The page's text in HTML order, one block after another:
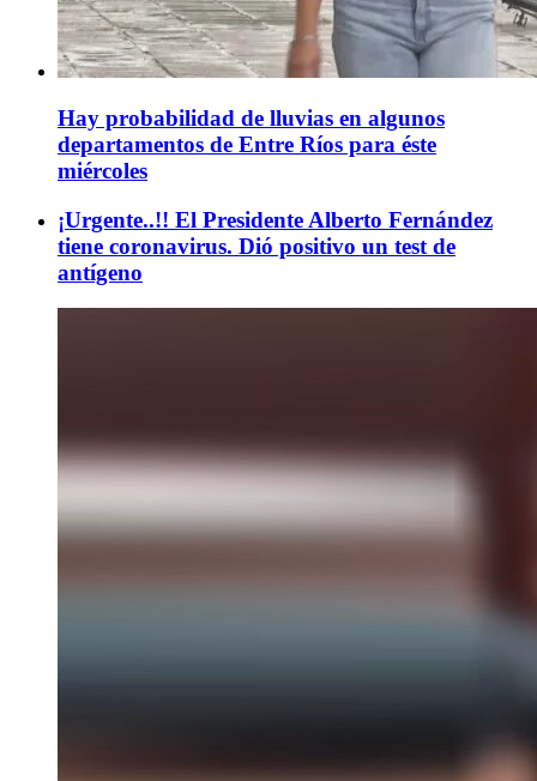
Hay probabilidad de lluvias en algunos
departamentos de Entre Ríos para éste
miércoles
¡Urgente..!! El Presidente Alberto Fernández
tiene coronavirus. Dió positivo un test de
antígeno